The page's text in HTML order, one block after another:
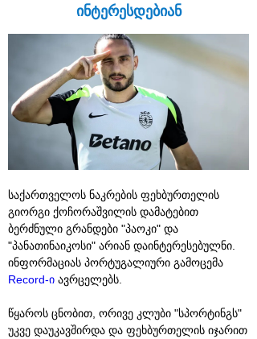
ინტერესდებიან
საქართველოს ნაკრების ფეხბურთელის
გიორგი ქოჩორაშვილის დამატებით
ბერძნული გრანდები "პაოკი" და
"პანათინაიკოსი" არიან დაინტერესებულნი.
ინფორმაციას პორტუგალიური გამოცემა
Record-ი ავრცელებს.
წყაროს ცნობით, ორივე კლუბი "სპორტინგს"
უკვე დაუკავშირდა და ფეხბურთელის იჯარით